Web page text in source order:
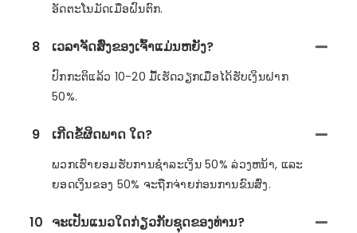
ອັດຕະໂນມັດເມື່ອຝົນຕົກ.
8 ເວລາຈັດສົ່ງຂອງເຈົ້າແມ່ນຫຍັງ?
ປົກກະຕິແລ້ວ 10-20 ມື້ເຮັດວຽກເມື່ອໄດ້ຮັບເງິນຝາກ
50%.
9 ເກີດຂໍ້ຜິດພາດ ໃດ?
ພວກເຮົາຍອມຮັບການຊໍາລະເງິນ 50% ລ່ວງຫນ້າ, ແລະ
ຍອດເງິນຂອງ 50% ຈະຖືກຈ່າຍກ່ອນການຂົນສົ່ງ.
10 ຈະເປັນແນວໃດກ່ຽວກັບຊຸດຂອງທ່ານ?